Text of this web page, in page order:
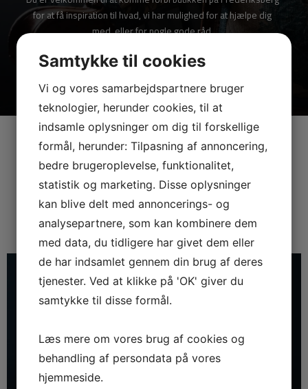
for at få inspiration til hvad, vi har mulighed for at hjælpe dig
med, eller for nogle gode råd.
Hvem er vi?
Nedenfor kan du se, hvem der udfører arbejdet hos
Liebeck’s.
Samtykke til cookies
Vi og vores samarbejdspartnere bruger
teknologier, herunder cookies, til at
indsamle oplysninger om dig til forskellige
formål, herunder: Tilpasning af annoncering,
bedre brugeroplevelse, funktionalitet,
statistik og marketing. Disse oplysninger
kan blive delt med annoncerings- og
analysepartnere, som kan kombinere dem
med data, du tidligere har givet dem eller
de har indsamlet gennem din brug af deres
tjenester. Ved at klikke på 'OK' giver du
samtykke til disse formål.
Læs mere om vores brug af cookies og
behandling af persondata på vores
hjemmeside.